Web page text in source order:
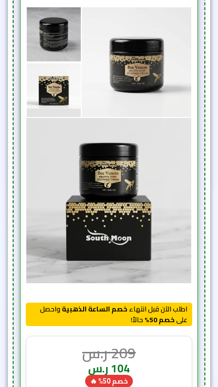
اطلب الآن قبل انتهاءخصم الساعة الذهبيةواحصل
علىخصم 50% حالاً!
209ر.س
104ر.س
خصم 50% 🔥